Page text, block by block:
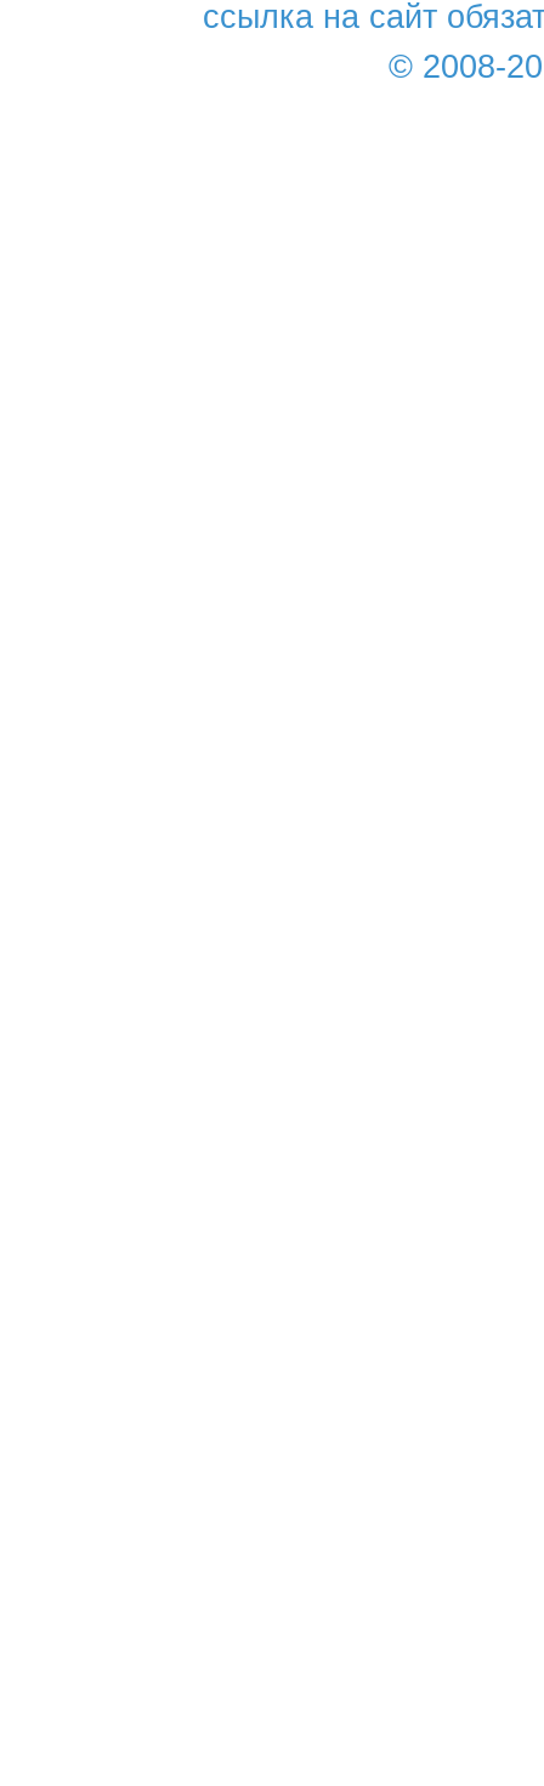
ссылка на сайт
© 2008-